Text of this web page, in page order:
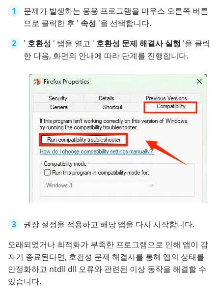
문제가 발생하는 응용 프로그램을 마우스 오른쪽 버튼
으로 클릭한 후 ' 속성 '을 선택합니다.
' 호환성 ' 탭을 열고 ' 호환성 문제 해결사 실행 '을 클릭
한 다음, 화면의 안내에 따라 단계를 진행합니다.
권장 설정을 적용하고 해당 앱을 다시 시작합니다.
오래되었거나 최적화가 부족한 프로그램으로 인해 앱이 갑
자기 종료된다면, 호환성 문제 해결사를 통해 앱의 상태를
안정화하고 ntdll dll 오류와 관련된 이상 동작을 해결할 수
있습니다.